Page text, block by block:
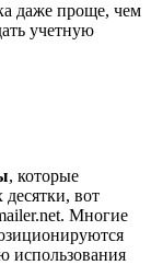
даже проще, чем
учетную
, которые
вот
Многие
использования